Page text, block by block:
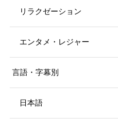
リラクゼーション
エンタメ・レジャー
言語・字幕別
日本語